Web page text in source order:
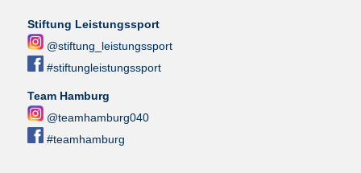
Stiftung Leistungssport
@stiftung_leistungssport
#stiftungleistungssport
Team Hamburg
@teamhamburg040
#teamhamburg